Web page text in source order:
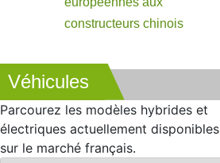
constructeurs chinois
Véhicules
Parcourez les modèles hybrides et
électriques actuellement disponibles
sur le marché français.